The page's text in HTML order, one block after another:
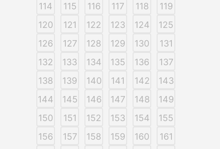
114
115 116 117 118
119
120
121 122 123 124
125
126
127 128 129 130
131
132
133 134 135 136
137
138
139 140 141 142
143
144
145 146 147 148
149
150
151 152 153 154
155
156
157 158 159 160
161